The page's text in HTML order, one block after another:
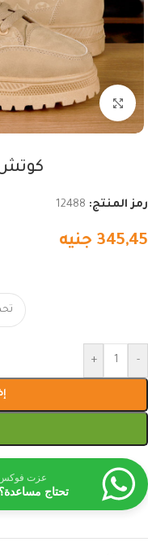
اضغط للتكبير
كوتش
رمز المنتج: 12488
345,45 جنيه
-
+
عزت
تحتاج